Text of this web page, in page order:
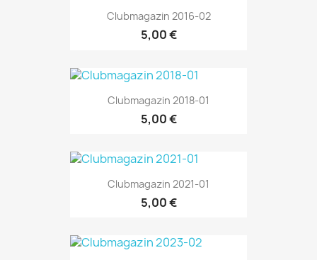
Clubmagazin 2016-02
5,00 €
Clubmagazin 2018-01
5,00 €
Clubmagazin 2021-01
5,00 €